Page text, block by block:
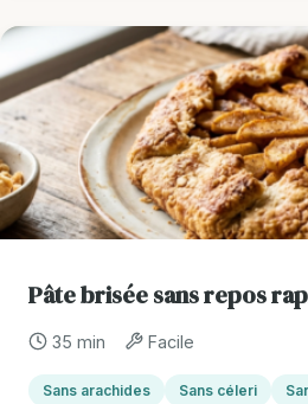
Pâte brisée sans repos
35 min Facile
Sans arachides Sans céleri